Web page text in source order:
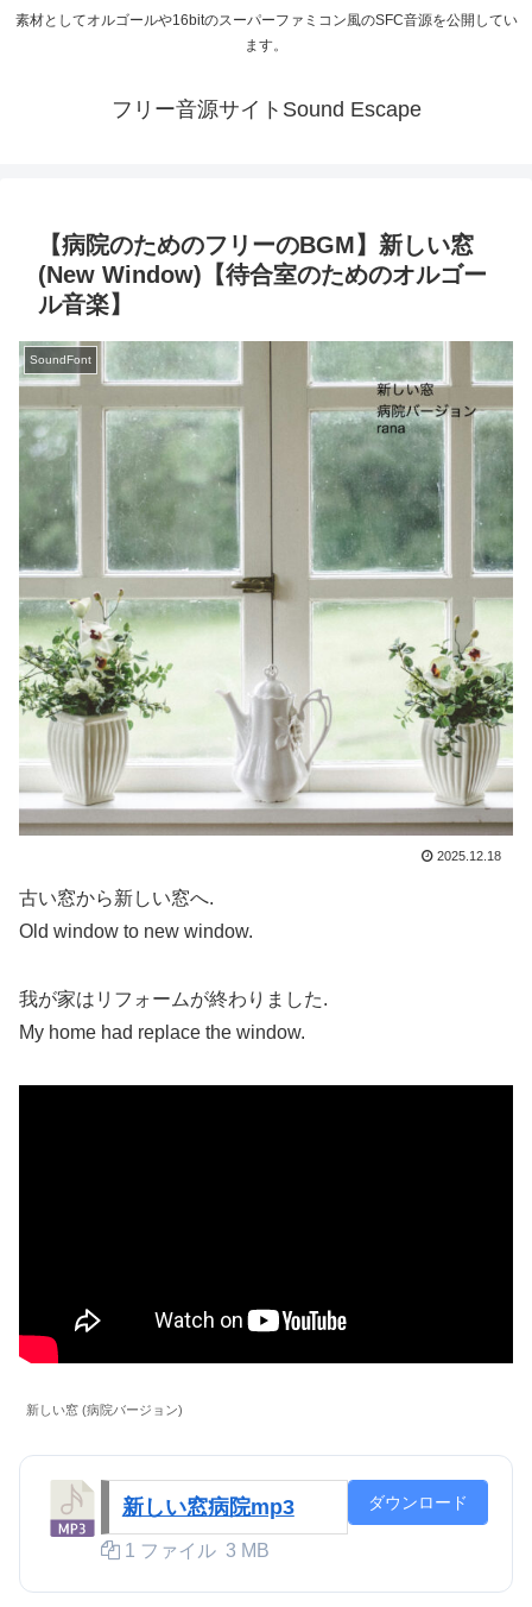
素材としてオルゴールや16bitのスーパーファミコン風のSFC音源を公開してい
ます。
フリー音源サイトSound Escape
【病院のためのフリーのBGM】新しい窓
(New Window)【待合室のためのオルゴー
ル音楽】
SoundFont
2025.12.18
古い窓から新しい窓へ.
Old window to new window.
我が家はリフォームが終わりました.
My home had replace the window.
新しい窓 (病院バージョン)
新しい窓病院mp3
1 ファイル 3 MB
ダウンロード